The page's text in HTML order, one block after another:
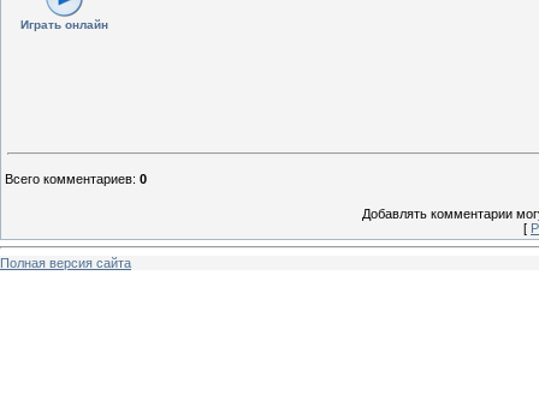
Играть онлайн
Всего комментариев: 0
Добавлять комментарии
[
Полная версия сайта